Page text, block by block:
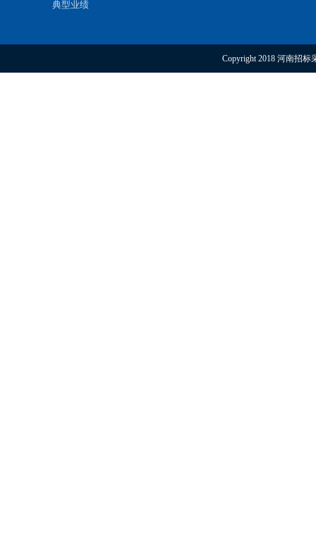
典型业绩
Copyright 2018 河南招